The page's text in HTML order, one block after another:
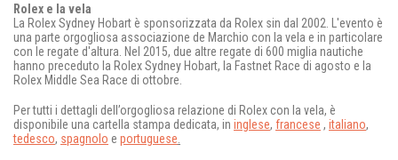
Rolex e la vela
La Rolex Sydney Hobart è sponsorizzata da Rolex sin dal 2002. L'evento è
una parte orgogliosa associazione de Marchio con la vela e in particolare
con le regate d'altura. Nel 2015, due altre regate di 600 miglia nautiche
hanno preceduto la Rolex Sydney Hobart, la Fastnet Race di agosto e la
Rolex Middle Sea Race di ottobre.
Per tutti i dettagli dell’orgogliosa relazione di Rolex con la vela, è
disponibile una cartella stampa dedicata, in inglese, francese , italiano,
tedesco, spagnolo e portuguese